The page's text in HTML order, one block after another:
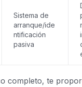
Sistema de
arranque/ide
ntificación
pasiva
completo, te